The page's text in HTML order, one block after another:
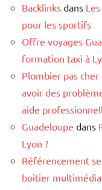
Backlinks dans
pour les sportifs
Offre voyages
formation taxi à
Plombier pas cher
avoir des
aide
Guadeloupe dans
Lyon ?
Référencement
boitier multimédia